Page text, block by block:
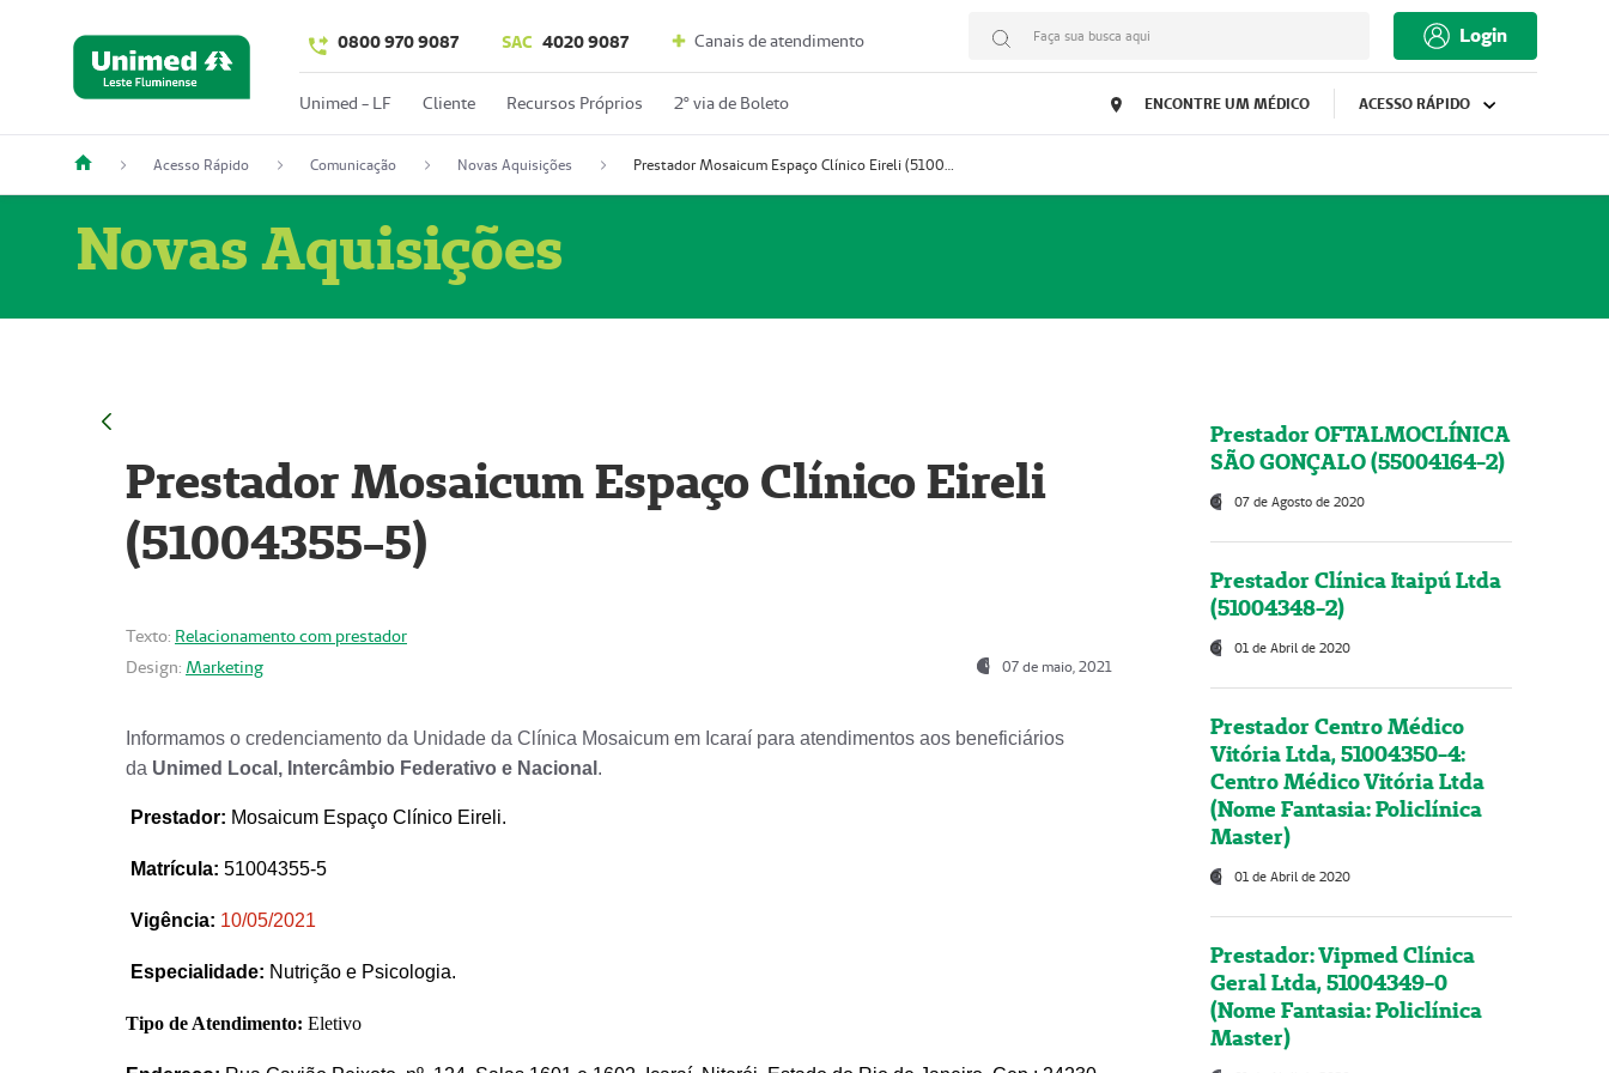
0800 970 9087 SAC 4020 9087 Canais de atendimento Faça sua busca aqui Login
Unimed - LF Cliente Recursos Próprios 2º via de Boleto ENCONTRE UM MÉDICO ACESSO RÁPIDO
Acesso Rápido Comunicação Novas Aquisições Prestador Mosaicum Espaço Clínico Eireli (51004355-5)
Novas Aquisições
Prestador Mosaicum Espaço Clínico Eireli
(51004355-5)
Texto: Relacionamento com prestador
Design: Marketing 07 de maio, 2021
Informamos o credenciamento da Unidade da Clínica Mosaicum em Icaraí para atendimentos aos beneficiários
da Unimed Local, Intercâmbio Federativo e Nacional .
Prestador: Mosaicum Espaço Clínico Eireli.
Matrícula: 51004355-5
Vigência: 10/05/2021
Especialidade: Nutrição e Psicologia.
Tipo de Atendimento: Eletivo
Prestador OFTALMOCLÍNICA
SÃO GONÇALO (55004164-2)
07 de Agosto de 2020
Prestador Clínica Itaipú Ltda
(51004348-2)
01 de Abril de 2020
Prestador Centro Médico
Vitória Ltda, 51004350-4:
Centro Médico Vitória Ltda
(Nome Fantasia: Policlínica
Master)
01 de Abril de 2020
Prestador: Vipmed Clínica
Geral Ltda, 51004349-0
(Nome Fantasia: Policlínica
Master)